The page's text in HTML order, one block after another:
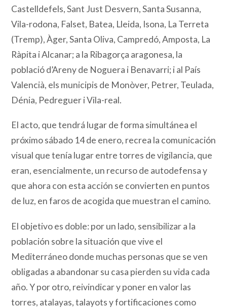
Castelldefels, Sant Just Desvern, Santa Susanna,
Vila-rodona, Falset, Batea, Lleida, Isona, La Terreta
(Tremp), Àger, Santa Oliva, Campredó, Amposta, La
Ràpita i Alcanar; a la Ribagorça aragonesa, la
població d’Areny de Noguera i Benavarri; i al País
Valencià, els municipis de Monòver, Petrer, Teulada,
Dénia, Pedreguer i Vila-real.
El acto, que tendrá lugar de forma simultánea el
próximo sábado 14 de enero, recrea la comunicación
visual que tenía lugar entre torres de vigilancia, que
eran, esencialmente, un recurso de autodefensa y
que ahora con esta acción se convierten en puntos
de luz, en faros de acogida que muestran el camino.
El objetivo es doble: por un lado, sensibilizar a la
población sobre la situación que vive el
Mediterráneo donde muchas personas que se ven
obligadas a abandonar su casa pierden su vida cada
año. Y por otro, reivindicar y poner en valor las
torres, atalayas, talayots y fortificaciones como